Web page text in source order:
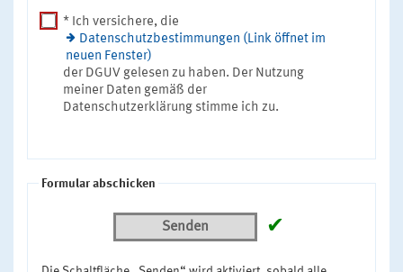
* Ich versichere, die
Datenschutzbestimmungen (Link öffnet im
neuen Fenster)
der DGUV gelesen zu haben. Der Nutzung
meiner Daten gemäß der
Datenschutzerklärung stimme ich zu.
Formular abschicken
Senden ✔